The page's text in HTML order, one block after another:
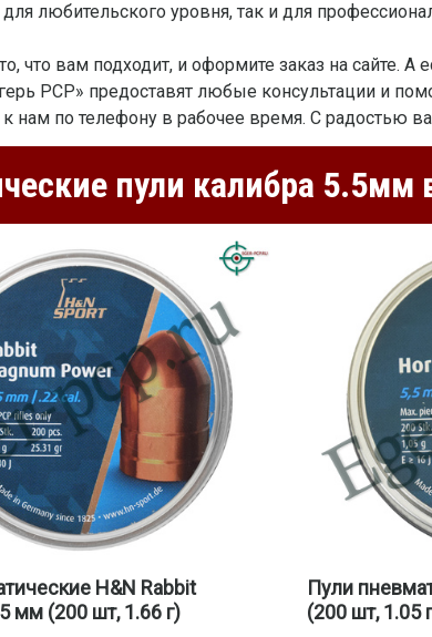
любительского уровня, так и для
что вам подходит, и оформите заказ на сайте. А
PCP» предоставят любые консультации и
к нам по телефону в рабочее время. С радостью
пули калибра 5.5мм
H&N Rabbit
мм (200 шт, 1.66 г)
Пули
(200 шт, 1.05